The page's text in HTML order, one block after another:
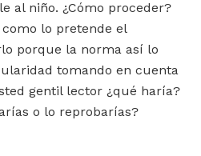
al niño. ¿Cómo proceder?
lo pretende el
porque la norma así lo
tomando en cuenta
gentil lector ¿qué haría?
o lo reprobarías?